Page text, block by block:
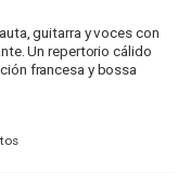
guitarra y voces con
Un repertorio cálido
francesa y bossa